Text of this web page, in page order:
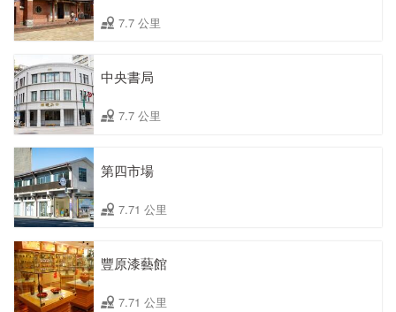
7.7 公里
中央書局
7.7 公里
第四市場
7.71 公里
豐原漆藝館
7.71 公里